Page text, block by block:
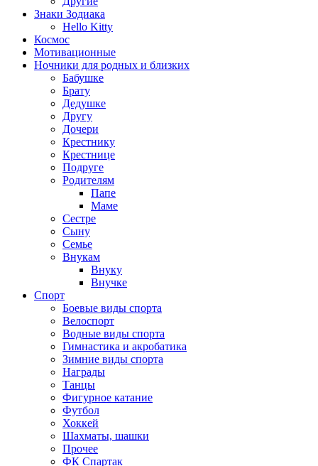
Знаки Зодиака
Hello Kitty
Космос
Мотивационные
Ночники для родных и близких
Бабушке
Брату
Дедушке
Другу
Дочери
Крестнику
Крестнице
Подруге
Родителям
Папе
Маме
Сестре
Сыну
Семье
Внукам
Внуку
Внучке
Спорт
Боевые виды спорта
Велоспорт
Водные виды спорта
Гимнастика и акробатика
Зимние виды спорта
Награды
Танцы
Фигурное катание
Футбол
Хоккей
Шахматы, шашки
Прочее
ФК Спартак